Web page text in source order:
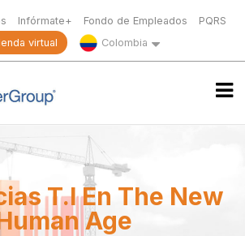
Infórmate+ Fondo de Empleados
PQRS
virtual
Colombia
T.I En The New
Age